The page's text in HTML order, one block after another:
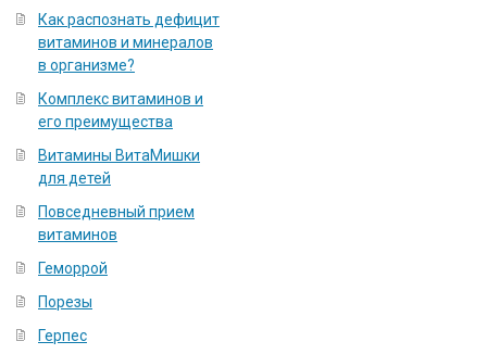
Как распознать дефицит
витаминов и минералов
в организме?
Комплекс витаминов и
его преимущества
Витамины ВитаМишки
для детей
Повседневный прием
витаминов
Геморрой
Порезы
Герпес